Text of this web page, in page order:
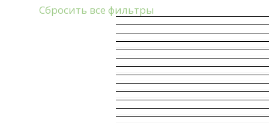
Сбросить все фильтры